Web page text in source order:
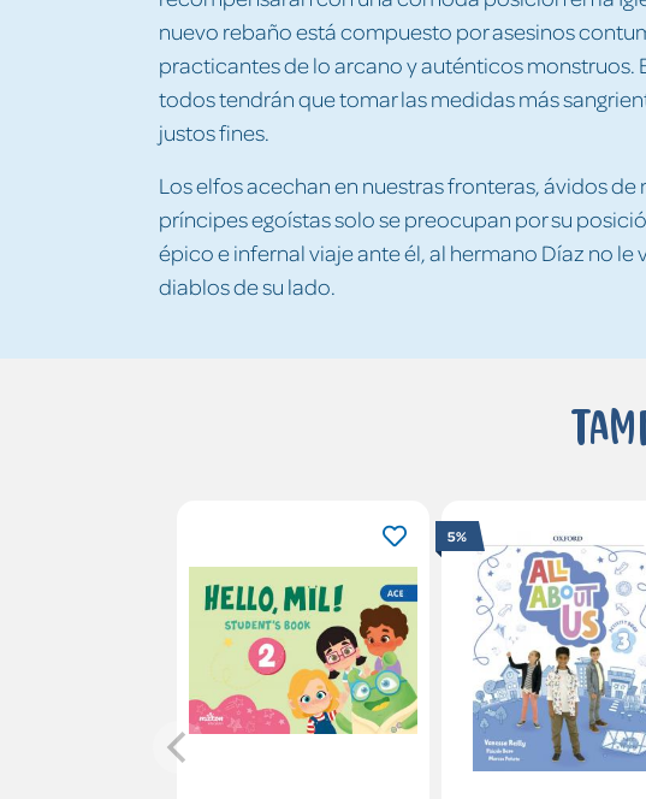
nuevo rebaño está compuesto por asesinos
practicantes de lo arcano y auténticos monstruos.
todos tendrán que tomar las medidas más
justos fines.
Los elfos acechan en nuestras fronteras, ávidos
príncipes egoístas solo se preocupan por su
épico e infernal viaje ante él, al hermano Díaz no le
diablos de su lado.
5%